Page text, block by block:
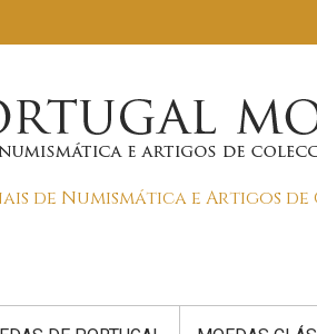
de Numismática e Artigos